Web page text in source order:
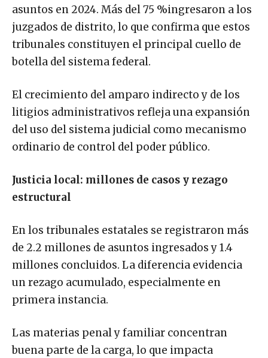
asuntos en 2024. Más del 75 %ingresaron a los
juzgados de distrito, lo que confirma que estos
tribunales constituyen el principal cuello de
botella del sistema federal.
El crecimiento del amparo indirecto y de los
litigios administrativos refleja una expansión
del uso del sistema judicial como mecanismo
ordinario de control del poder público.
Justicia local: millones de casos y rezago
estructural
En los tribunales estatales se registraron más
de 2.2 millones de asuntos ingresados y 1.4
millones concluidos. La diferencia evidencia
un rezago acumulado, especialmente en
primera instancia.
Las materias penal y familiar concentran
buena parte de la carga, lo que impacta